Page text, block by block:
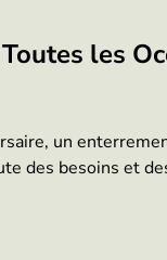
les
un
des besoins